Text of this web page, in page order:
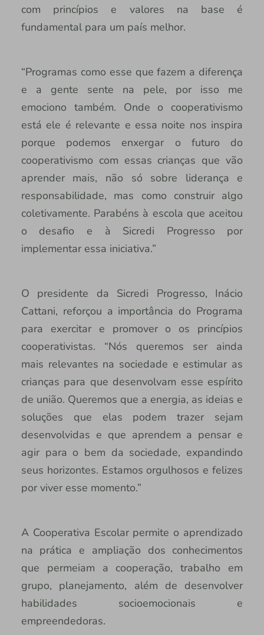
com princípios e valores na base é
fundamental para um país melhor.
“Programas como esse que fazem a diferença
e a gente sente na pele, por isso me
emociono também. Onde o cooperativismo
está ele é relevante e essa noite nos inspira
porque podemos enxergar o futuro do
cooperativismo com essas crianças que vão
aprender mais, não só sobre liderança e
responsabilidade, mas como construir algo
coletivamente. Parabéns à escola que aceitou
o desafio e à Sicredi Progresso por
implementar essa iniciativa.”
O presidente da Sicredi Progresso, Inácio
Cattani, reforçou a importância do Programa
para exercitar e promover o os princípios
cooperativistas. “Nós queremos ser ainda
mais relevantes na sociedade e estimular as
crianças para que desenvolvam esse espírito
de união. Queremos que a energia, as ideias e
soluções que elas podem trazer sejam
desenvolvidas e que aprendem a pensar e
agir para o bem da sociedade, expandindo
seus horizontes. Estamos orgulhosos e felizes
por viver esse momento.”
A Cooperativa Escolar permite o aprendizado
na prática e ampliação dos conhecimentos
que permeiam a cooperação, trabalho em
grupo, planejamento, além de desenvolver
habilidades socioemocionais e
empreendedoras.